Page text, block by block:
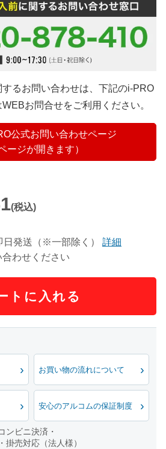
るお問い合わせは、下記のi-PRO
お問合せをご利用ください。
公式お問い合わせページ
ージが開きます）
(税込)
発送（※一部除く）
詳細
わせください
トに入れる
お買い物の流れについて
安心のアルコムの保証制度
ンビニ決済・
掛売対応（法人様）